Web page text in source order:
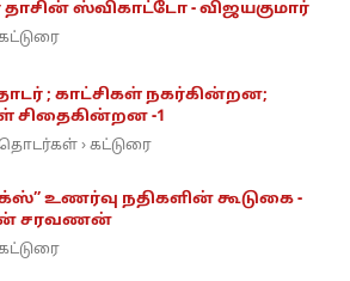
தாசின் ஸ்விகாட்டோ - விஜயகுமார்
; காட்சிகள் நகர்கின்றன;
சிதைகின்றன -1
› கட்டுரை
உணர்வு நதிகளின் கூடுகை -
சரவணன்